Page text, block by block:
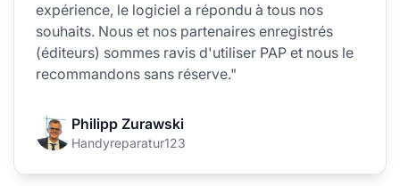
expérience, le logiciel a répondu à tous nos
souhaits. Nous et nos partenaires enregistrés
(éditeurs) sommes ravis d'utiliser PAP et nous le
recommandons sans réserve."
Philipp Zurawski
Handyreparatur123